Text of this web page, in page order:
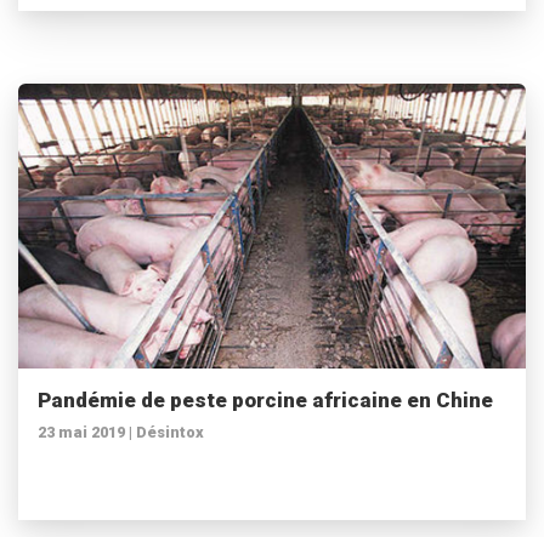
Pandémie de peste porcine africaine en Chine
23 mai 2019 | Désintox